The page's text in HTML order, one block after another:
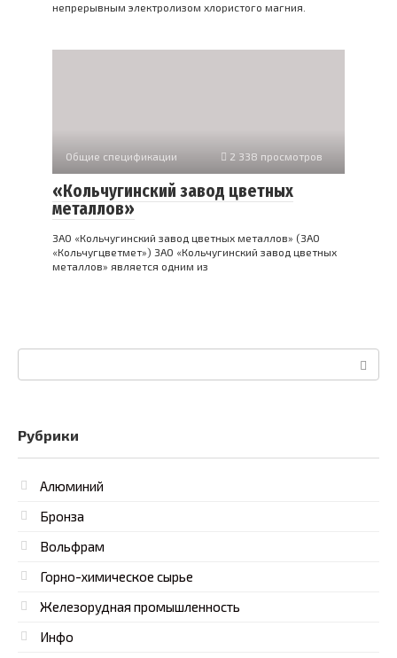
непрерывным электролизом хлористого магния.
Общие спецификации 2 338 просмотров
«Кольчугинский завод цветных
металлов»
ЗАО «Кольчугинский завод цветных металлов» (ЗАО
«Кольчугцветмет») ЗАО «Кольчугинский завод цветных
металлов» является одним из
Поиск:
Рубрики
Алюминий
Бронза
Вольфрам
Горно-химическое сырье
Железорудная промышленность
Инфо